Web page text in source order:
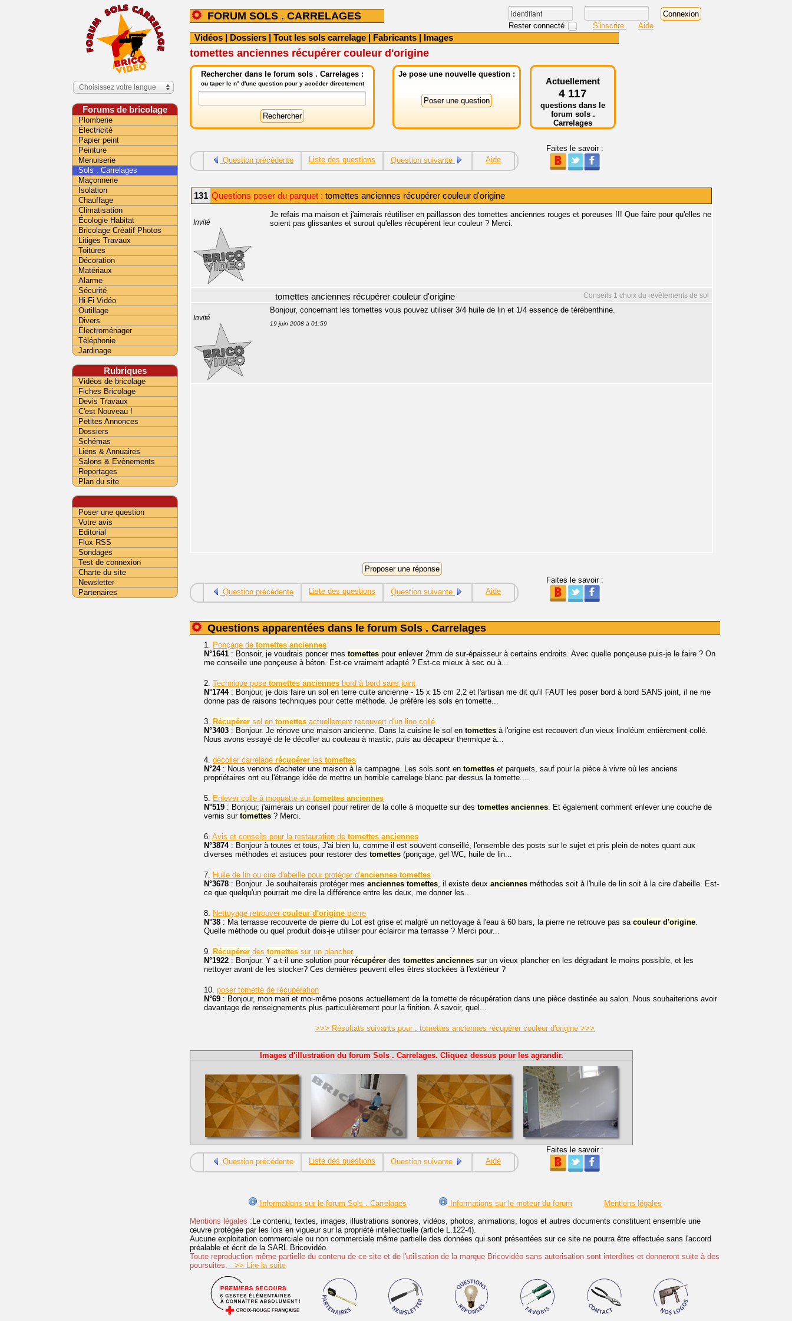
FORUM SOLS . CARRELAGES
Rester connecté S'inscrire Aide
Vidéos | Dossiers | Tout les sols carrelage | Fabricants | Images
tomettes anciennes récupérer couleur d'origine
Rechercher dans le forum sols . Carrelages :
ou taper le n° d'une question pour y accéder directement
Je pose une nouvelle question :
Actuellement
4 117
questions dans le
forum sols .
Carrelages
Question précédente Liste des questions Question suivante Aide
Faites le savoir :
131 Questions poser du parquet : tomettes anciennes récupérer couleur d'origine
Invité
Je refais ma maison et j'aimerais réutiliser en paillasson des tomettes anciennes rouges et poreuses !!! Que faire pour qu'elles ne
soient pas glissantes et surout qu'elles récupèrent leur couleur ? Merci.
Conseils 1 choix du revêtements de sol
tomettes anciennes récupérer couleur d'origine
Invité
Bonjour, concernant les tomettes vous pouvez utiliser 3/4 huile de lin et 1/4 essence de térébenthine.
19 juin 2008 à 01:59
Question précédente Liste des questions Question suivante Aide
Faites le savoir :
Questions apparentées dans le forum Sols . Carrelages
1. Ponçage de tomettes anciennes
N°1641 : Bonsoir, je voudrais poncer mes tomettes pour enlever 2mm de sur-épaisseur à certains endroits. Avec quelle ponçeuse puis-je le faire ? On
me conseille une ponçeuse à béton. Est-ce vraiment adapté ? Est-ce mieux à sec ou à...
2. Technique pose tomettes anciennes bord à bord sans joint
N°1744: Bonjour, je dois faire un sol en terre cuite ancienne - 15 x 15 cm 2,2 et l'artisan me dit qu'il FAUT les poser bord à bord SANS joint, il ne me
donne pas de raisons techniques pour cette méthode. Je préfère les sols en tomette...
3. Récupérer sol en tomettes actuellement recouvert d'un lino collé
N°3403 : Bonjour. Je rénove une maison ancienne. Dans la cuisine le sol en tomettes à l'origine est recouvert d'un vieux linoléum entièrement collé.
Nous avons essayé de le décoller au couteau à mastic, puis au décapeur thermique à...
4. décoller carrelage récupérer les tomettes
N°24: Nous venons d'acheter une maison à la campagne. Les sols sont en tomettes et parquets, sauf pour la pièce à vivre où les anciens
propriétaires ont eu l'étrange idée de mettre un horrible carrelage blanc par dessus la tomette....
5. Enlever colle à moquette sur tomettes anciennes
N°519 : Bonjour, j'aimerais un conseil pour retirer de la colle à moquette sur des tomettes anciennes. Et également comment enlever une couche de
vernis sur tomettes ? Merci.
6. Avis et conseils pour la restauration de tomettes anciennes
N°3874: Bonjour à toutes et tous, J'ai bien lu, comme il est souvent conseillé, l'ensemble des posts sur le sujet et pris plein de notes quant aux
diverses méthodes et astuces pour restorer des tomettes (ponçage, gel WC, huile de lin...
7. Huile de lin ou cire d'abeille pour protéger d'anciennes tomettes
N°3678 : Bonjour. Je souhaiterais protéger mes anciennes tomettes, il existe deux anciennes méthodes soit à l'huile de lin soit à la cire d'abeille. Est-
ce que quelqu'un pourrait me dire la différence entre les deux, me donner les...
8. Nettoyage retrouver couleur d'origine pierre
N°38 : Ma terrasse recouverte de pierre du Lot est grise et malgré un nettoyage à l'eau à 60 bars, la pierre ne retrouve pas sa couleur d'origine.
Quelle méthode ou quel produit dois-je utiliser pour éclaircir ma terrasse ? Merci pour...
9. Récupérer des tomettes sur un plancher.
N°1922 : Bonjour. Y a-t-il une solution pour récupérer des tomettes anciennes sur un vieux plancher en les dégradant le moins possible, et les
nettoyer avant de les stocker? Ces dernières peuvent elles êtres stockées à l'extérieur ?
10. poser tomette de récupération
N°69 : Bonjour, mon mari et moi-même posons actuellement de la tomette de récupération dans une pièce destinée au salon. Nous souhaiterions avoir
davantage de renseignements plus particulièrement pour la finition. A savoir, quel...
>>> Résultats suivants pour : tomettes anciennes récupérer couleur d'origine >>>
Images d'illustration du forum Sols . Carrelages. Cliquez dessus pour les agrandir.
Question précédente Liste des questions Question suivante Aide
Faites le savoir :
Informations sur le forum Sols . Carrelages Informations sur le moteur du forum
Mentions légales
Mentions légales : Le contenu, textes, images, illustrations sonores, vidéos, photos, animations, logos et autres documents constituent ensemble une
œuvre protégée par les lois en vigueur sur la propriété intellectuelle (article L.122-4).
Aucune exploitation commerciale ou non commerciale même partielle des données qui sont présentées sur ce site ne pourra être effectuée sans l'accord
préalable et écrit de la SARL Bricovidéo.
Toute reproduction même partielle du contenu de ce site et de l'utilisation de la marque Bricovidéo sans autorisation sont interdites et donneront suite à des
poursuites. >> Lire la suite
Choisissez votre langue
Forums de bricolage
Plomberie
Électricité
Papier peint
Peinture
Menuiserie
Sols . Carrelages
Maçonnerie
Isolation
Chauffage
Climatisation
Écologie Habitat
Bricolage Créatif Photos
Litiges Travaux
Toitures
Décoration
Matériaux
Alarme
Sécurité
Hi-Fi Vidéo
Outillage
Divers
Électroménager
Téléphonie
Jardinage
Rubriques
Vidéos de bricolage
Fiches Bricolage
Devis Travaux
C'est Nouveau !
Petites Annonces
Dossiers
Schémas
Liens & Annuaires
Salons & Evènements
Reportages
Plan du site
Poser une question
Votre avis
Editorial
Flux RSS
Sondages
Test de connexion
Charte du site
Newsletter
Partenaires